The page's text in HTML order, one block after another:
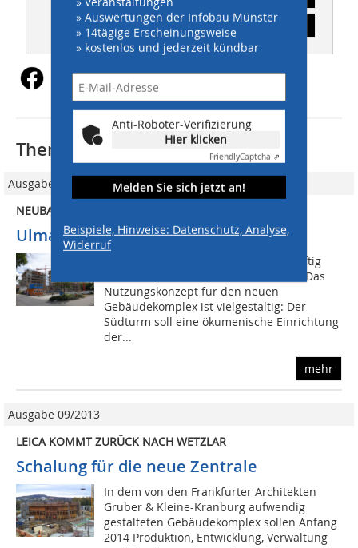
Inhaltsverzeichnis
» Auswertungen der Infobau Münster
» 14tägige Erscheinungsweise
» kostenlos und jederzeit kündbar
Anti-Roboter-Verifizierung
Hier klicken
FriendlyCaptcha ⇗
Melden Sie sich jetzt an!
Beispiele, Hinweise: Datenschutz, Analyse,
Widerruf
Thematisch passende Artikel:
Ausgabe 03/2015
NEUBAU: MARSILIUS-ARKADEN IN HEIDELBERG
Ulma liefert Schalung für Sichtbeton
Auf rund 20.000 m² sollen hier zukünftig
1.500 Menschen leben und arbeiten. Das
Nutzungskonzept für den neuen
Gebäudekomplex ist vielgestaltig: Der
Südturm soll eine ökumenische Einrichtung
der...
mehr
Ausgabe 09/2013
LEICA KOMMT ZURÜCK NACH WETZLAR
Schalung für die neue Zentrale
In dem von den Frankfurter Architekten
Gruber & Kleine-Kranburg aufwendig
gestalteten Gebäudekomplex sollen Anfang
2014 Produktion, Entwicklung, Verwaltung